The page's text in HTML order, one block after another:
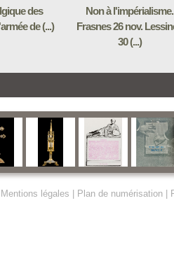
des
de (...)
Non à l'impérialisme.
Frasnes 26 nov.
30 (...)
Mentions légales Plan de numérisation|